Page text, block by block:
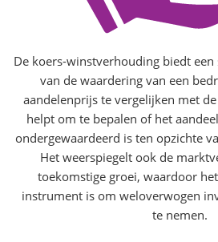
De koers-winstverhouding biedt
van de waardering van een
aandelenprijs te vergelijken met
helpt om te bepalen of het
ondergewaardeerd is ten opzichte
Het weerspiegelt ook de
toekomstige groei, waardoor
instrument is om weloverwogen
te nemen.